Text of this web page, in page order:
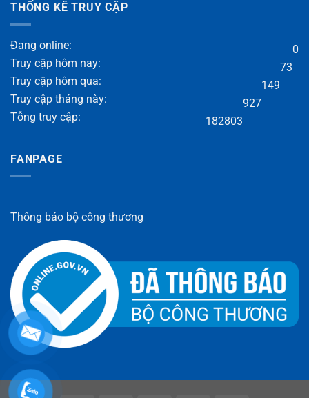
THỐNG KÊ TRUY CẬP
0
Đang online:
73
Truy cập hôm nay:
149
Truy cập hôm qua:
927
Truy cập tháng này:
182803
Tỗng truy cập:
FANPAGE
Thông báo bộ công thương